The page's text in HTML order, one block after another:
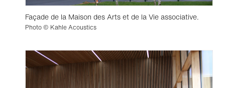
Façade de la Maison des Arts et de la Vie associative.
Photo © Kahle Acoustics